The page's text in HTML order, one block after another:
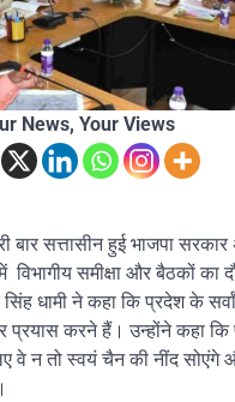
News, Your Views
बार सत्तासीन हुई भाजपा
विभागीय समीक्षा और बैठकों का
धामी ने कहा कि प्रदेश के
प्रयास करने हैं। उन्होंने कहा
वे न तो स्वयं चैन की नींद सोएंगे